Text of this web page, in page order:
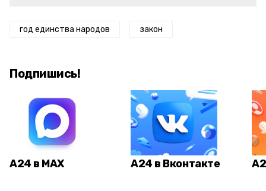
год единства народов закон
Подпишись!
А24 в MAX А24 в Вконтакте